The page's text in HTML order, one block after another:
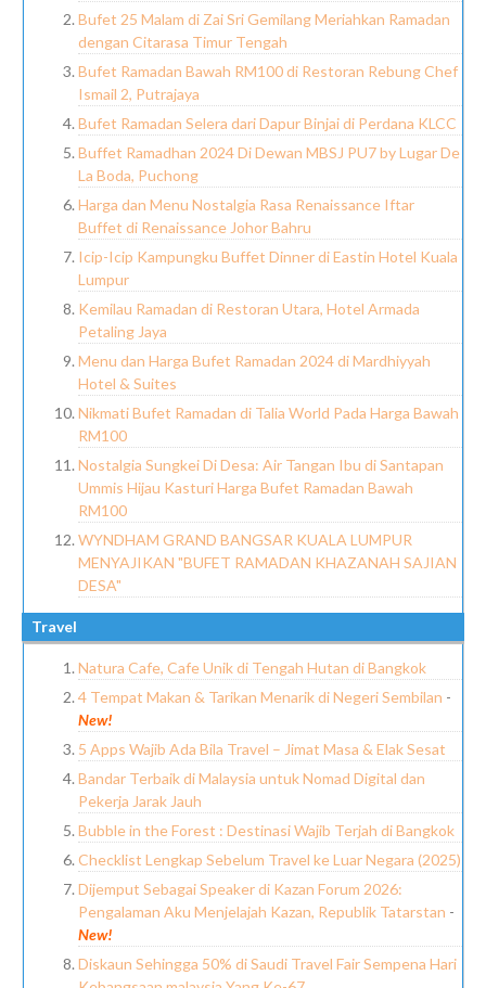
Bufet 25 Malam di Zai Sri Gemilang Meriahkan Ramadan
dengan Citarasa Timur Tengah
Bufet Ramadan Bawah RM100 di Restoran Rebung Chef
Ismail 2, Putrajaya
Bufet Ramadan Selera dari Dapur Binjai di Perdana KLCC
Buffet Ramadhan 2024 Di Dewan MBSJ PU7 by Lugar De
La Boda, Puchong
Harga dan Menu Nostalgia Rasa Renaissance Iftar
Buffet di Renaissance Johor Bahru
Icip-Icip Kampungku Buffet Dinner di Eastin Hotel Kuala
Lumpur
Kemilau Ramadan di Restoran Utara, Hotel Armada
Petaling Jaya
Menu dan Harga Bufet Ramadan 2024 di Mardhiyyah
Hotel & Suites
Nikmati Bufet Ramadan di Talia World Pada Harga Bawah
RM100
Nostalgia Sungkei Di Desa: Air Tangan Ibu di Santapan
Ummis Hijau Kasturi Harga Bufet Ramadan Bawah
RM100
WYNDHAM GRAND BANGSAR KUALA LUMPUR
MENYAJIKAN "BUFET RAMADAN KHAZANAH SAJIAN
DESA"
Travel
Natura Cafe, Cafe Unik di Tengah Hutan di Bangkok
4 Tempat Makan & Tarikan Menarik di Negeri Sembilan -
New!
5 Apps Wajib Ada Bila Travel – Jimat Masa & Elak Sesat
Bandar Terbaik di Malaysia untuk Nomad Digital dan
Pekerja Jarak Jauh
Bubble in the Forest : Destinasi Wajib Terjah di Bangkok
Checklist Lengkap Sebelum Travel ke Luar Negara (2025)
Dijemput Sebagai Speaker di Kazan Forum 2026:
Pengalaman Aku Menjelajah Kazan, Republik Tatarstan -
New!
Diskaun Sehingga 50% di Saudi Travel Fair Sempena Hari